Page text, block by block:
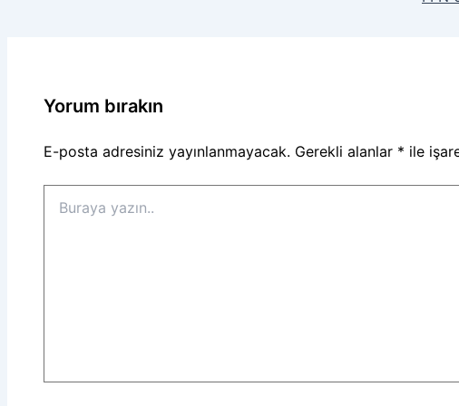
Yorum bırakın
E-posta adresiniz yayınlanmayacak. Gerekli alanlar * ile
yazın..